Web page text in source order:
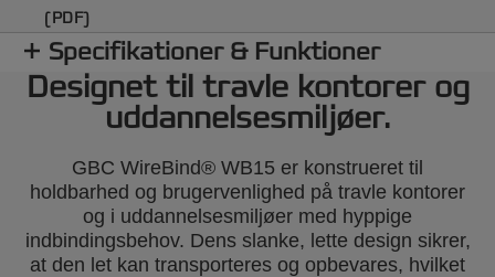
(PDF)
Specifikationer & Funktioner
Designet til travle kontorer og
uddannelsesmiljøer.
GBC WireBind® WB15 er konstrueret til
holdbarhed og brugervenlighed på travle kontorer
og i uddannelsesmiljøer med hyppige
indbindingsbehov. Dens slanke, lette design sikrer,
at den let kan transporteres og opbevares, hvilket